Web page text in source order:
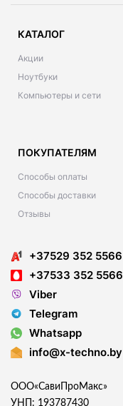
КАТАЛОГ
Акции
Ноутбуки
Компьютеры и сети
ПОКУПАТЕЛЯМ
Способы оплаты
Способы доставки
Отзывы
+37529 352 5566
+37533 352 5566
Viber
Telegram
Whatsapp
info@x-techno.by
ООО«СавиПроМакс»
УНП: 193787430